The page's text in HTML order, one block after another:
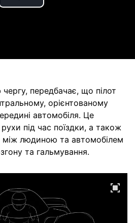
Play
передбачає, що пілот
орієнтованому
автомобіля. Це
під час поїздки, а також
людиною та автомобілем
та гальмування.